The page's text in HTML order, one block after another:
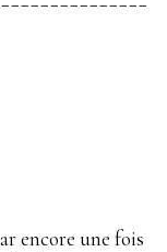
encore une fois